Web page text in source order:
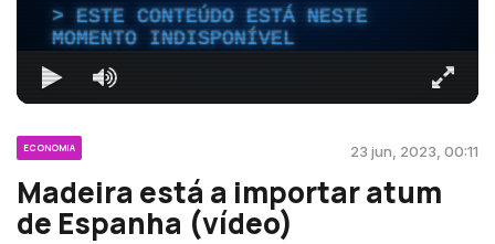
ESTE CONTEÚDO ESTÁ NESTE
MOMENTO INDISPONÍVEL
ECONOMIA 23 jun, 2023, 00:11
Madeira está a importar atum
de Espanha (vídeo)